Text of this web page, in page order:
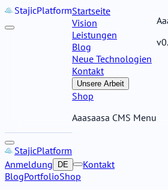
StajicPlatformStartseite
Vision
Leistungen
Blog
Neue Technologien
Kontakt
Unsere Arbeit
Shop
Aaasaasa CMS Menu
StajicPlatform
BlogPortfolioShop
Anmeldung DE Kontakt